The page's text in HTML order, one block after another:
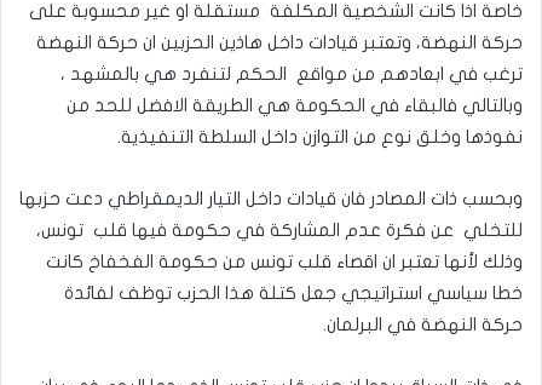
خاصة اذا كانت الشخصية المكلفة مستقلة او غير محسوبة على
حركة النهضة، وتعتبر قيادات داخل هاذين الحزبين ان حركة النهضة
ترغب في ابعادهم من مواقع الحكم لتنفرد هي بالمشهد ،
وبالتالي فالبقاء في الحكومة هي الطريقة الافضل للحد من
نفوذها وخلق نوع من التوازن داخل السلطة التنفيذية.
وبحسب ذات المصادر فان قيادات داخل التيار الديمقراطي دعت حزبها
للتخلي عن فكرة عدم المشاركة في حكومة فيها قلب تونس،
وذلك لأنها تعتبر ان اقصاء قلب تونس من حكومة الفخفاخ كانت
خطا سياسي استراتيجي جعل كتلة هذا الحزب توظف لفائدة
حركة النهضة في البرلمان.